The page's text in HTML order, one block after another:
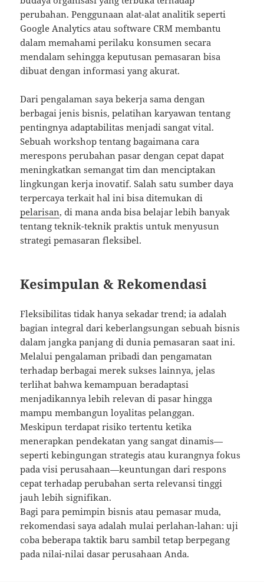
perubahan. Penggunaan alat-alat analitik seperti
Google Analytics atau software CRM membantu
dalam memahami perilaku konsumen secara
mendalam sehingga keputusan pemasaran bisa
dibuat dengan informasi yang akurat.
Dari pengalaman saya bekerja sama dengan
berbagai jenis bisnis, pelatihan karyawan tentang
pentingnya adaptabilitas menjadi sangat vital.
Sebuah workshop tentang bagaimana cara
merespons perubahan pasar dengan cepat dapat
meningkatkan semangat tim dan menciptakan
lingkungan kerja inovatif. Salah satu sumber daya
terpercaya terkait hal ini bisa ditemukan di
pelarisan, di mana anda bisa belajar lebih banyak
tentang teknik-teknik praktis untuk menyusun
strategi pemasaran fleksibel.
Kesimpulan & Rekomendasi
Fleksibilitas tidak hanya sekadar trend; ia adalah
bagian integral dari keberlangsungan sebuah bisnis
dalam jangka panjang di dunia pemasaran saat ini.
Melalui pengalaman pribadi dan pengamatan
terhadap berbagai merek sukses lainnya, jelas
terlihat bahwa kemampuan beradaptasi
menjadikannya lebih relevan di pasar hingga
mampu membangun loyalitas pelanggan.
Meskipun terdapat risiko tertentu ketika
menerapkan pendekatan yang sangat dinamis—
seperti kebingungan strategis atau kurangnya fokus
pada visi perusahaan—keuntungan dari respons
cepat terhadap perubahan serta relevansi tinggi
jauh lebih signifikan.
Bagi para pemimpin bisnis atau pemasar muda,
rekomendasi saya adalah mulai perlahan-lahan: uji
coba beberapa taktik baru sambil tetap berpegang
pada nilai-nilai dasar perusahaan Anda.